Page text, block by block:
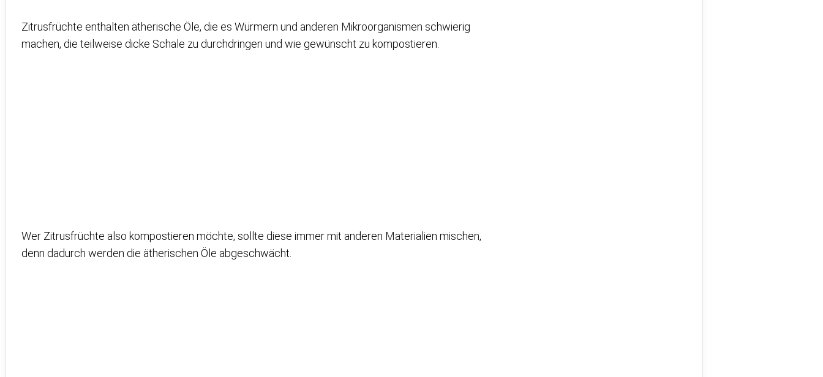
Zitrusfrüchte enthalten ätherische Öle, die es Würmern und anderen Mikroorganismen schwierig
machen, die teilweise dicke Schale zu durchdringen und wie gewünscht zu kompostieren.
Wer Zitrusfrüchte also kompostieren möchte, sollte diese immer mit anderen Materialien mischen,
denn dadurch werden die ätherischen Öle abgeschwächt.